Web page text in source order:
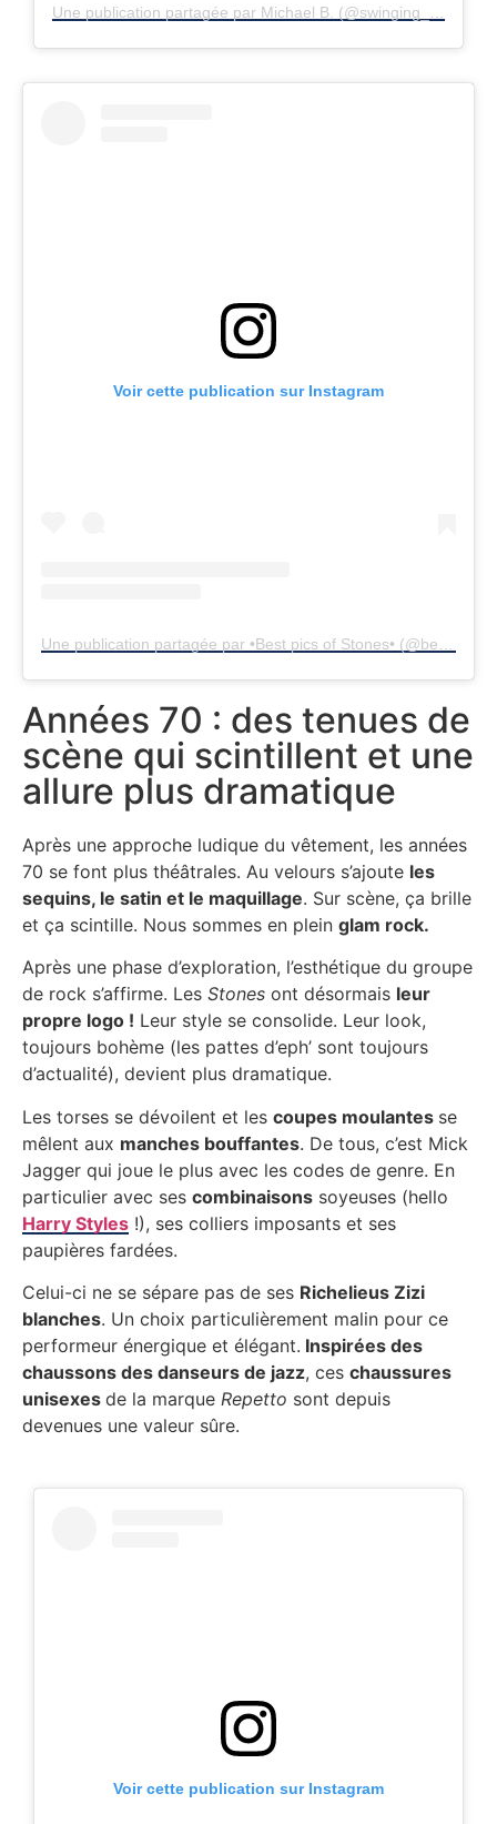
Années 70 : des tenues de
scène qui scintillent et une
allure plus dramatique
Après une approche ludique du vêtement, les années
70 se font plus théâtrales. Au velours s’ajoute les
sequins, le satin et le maquillage. Sur scène, ça brille
et ça scintille. Nous sommes en plein glam rock.
Après une phase d’exploration, l’esthétique du groupe
de rock s’affirme. Les Stones ont désormais leur
propre logo ! Leur style se consolide. Leur look,
toujours bohème (les pattes d’eph’ sont toujours
d’actualité), devient plus dramatique.
Les torses se dévoilent et les coupes moulantes se
mêlent aux manches bouffantes. De tous, c’est Mick
Jagger qui joue le plus avec les codes de genre. En
particulier avec ses combinaisons soyeuses (hello
Harry Styles !), ses colliers imposants et ses
paupières fardées.
Celui-ci ne se sépare pas de ses Richelieus Zizi
blanches. Un choix particulièrement malin pour ce
performeur énergique et élégant. Inspirées des
chaussons des danseurs de jazz, ces chaussures
unisexes de la marque Repetto sont depuis
devenues une valeur sûre.
Voir cette publication sur Instagram
Voir cette publication sur Instagram